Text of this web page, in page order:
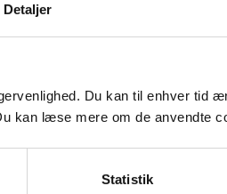
Detaljer
Du kan til enhver tid
kan læse mere om de anvendte
Statistik